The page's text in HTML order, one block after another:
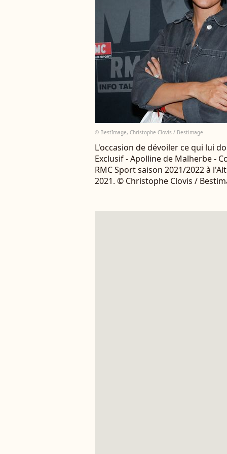
© BestImage, Christophe Clovis / Bestimage
L'occasion de dévoiler ce qui lui
Exclusif - Apolline de Malherbe -
RMC Sport saison 2021/2022 à
2021. © Christophe Clovis /